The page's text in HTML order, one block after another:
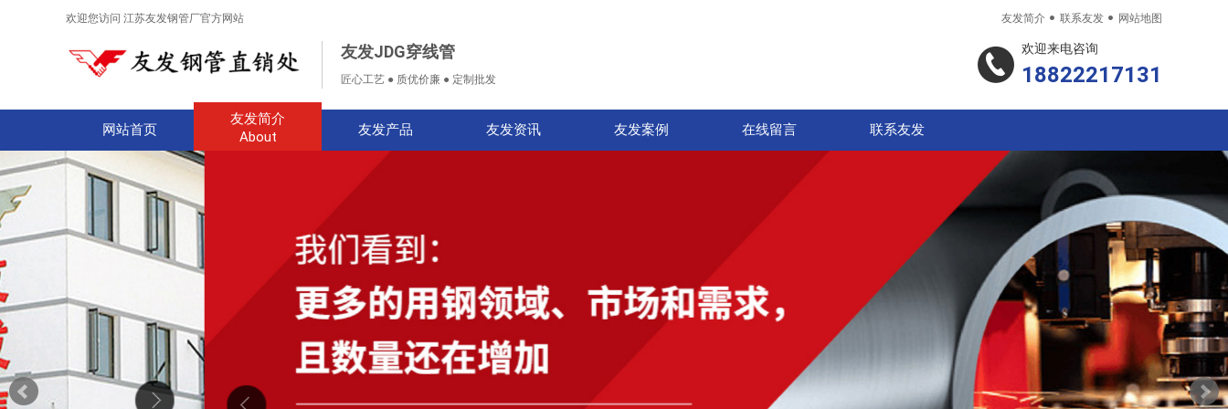
欢迎您访问 江苏友发钢管厂官方网站 友发简介  联系友发  网站地图
友发JDG穿线管
匠心工艺 ● 质优价廉 ● 定制批发
欢迎来电咨询
18822217131
网站首页
友发简介
About
友发产品 友发资讯 友发案例 在线留言 联系友发